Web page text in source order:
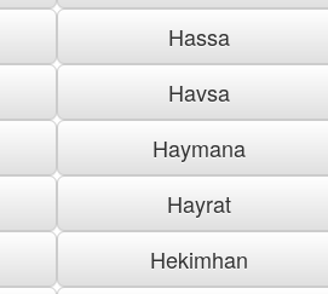
Hassa
Havsa
Haymana
Hayrat
Hekimhan